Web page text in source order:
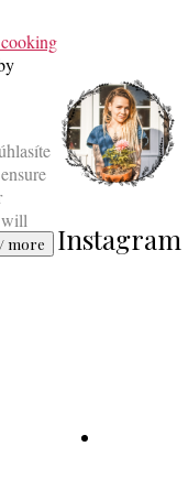
Instagram
will
more